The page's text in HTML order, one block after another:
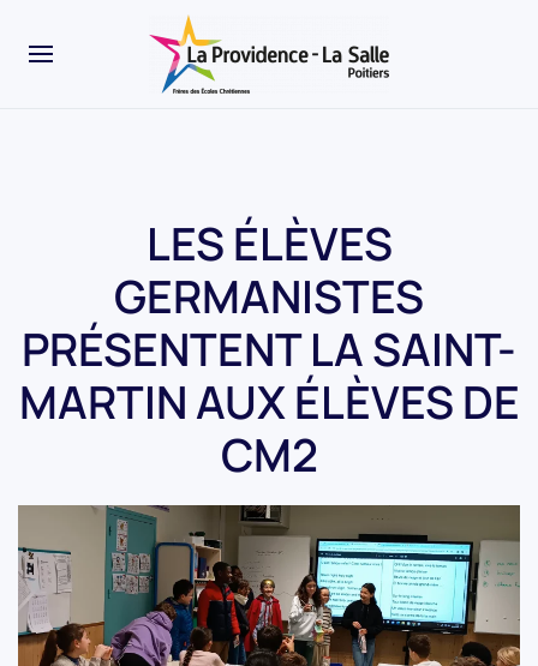
LES ÉLÈVES
GERMANISTES
PRÉSENTENT LA SAINT-
MARTIN AUX ÉLÈVES DE
CM2